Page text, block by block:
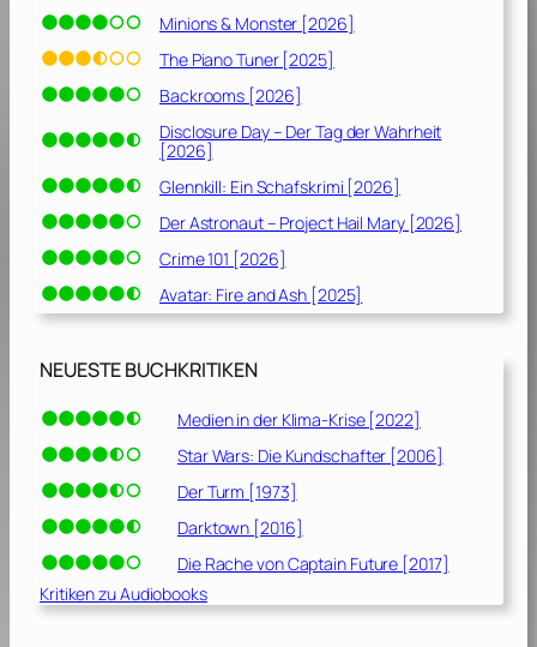
Minions & Monster [2026]
The Piano Tuner [2025]
Backrooms [2026]
Disclosure Day – Der Tag der Wahrheit
[2026]
Glennkill: Ein Schafskrimi [2026]
Der Astronaut – Project Hail Mary [2026]
Crime 101 [2026]
Avatar: Fire and Ash [2025]
NEUESTE BUCHKRITIKEN
Medien in der Klima-Krise [2022]
Star Wars: Die Kundschafter [2006]
Der Turm [1973]
Darktown [2016]
Die Rache von Captain Future [2017]
Kritiken zu Audiobooks